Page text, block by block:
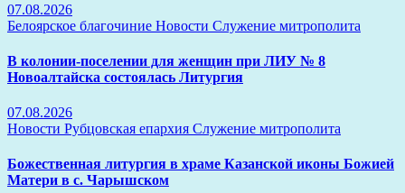
07.08.2026
Белоярское благочиние Новости Служение митрополита
В колонии-поселении для женщин при ЛИУ № 8
Новоалтайска состоялась Литургия
07.08.2026
Новости Рубцовская епархия Служение митрополита
Божественная литургия в храме Казанской иконы Божией
Матери в с. Чарышском